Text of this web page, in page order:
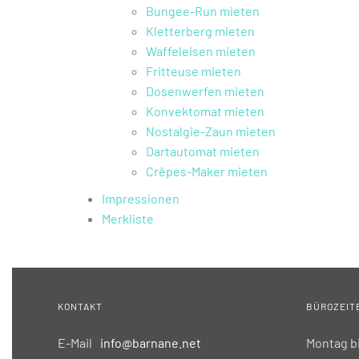
Bungee-Run mieten
Kletterberg mieten
Waffeleisen mieten
Fritteuse mieten
Dosenwerfen mieten
Konvektomat mieten
Nostalgie-Zaun mieten
Dartautomat mieten
Crêpes-Maker mieten
Impressionen
Merkliste
KONTAKT
E-Mail info@barnane.net
Montag